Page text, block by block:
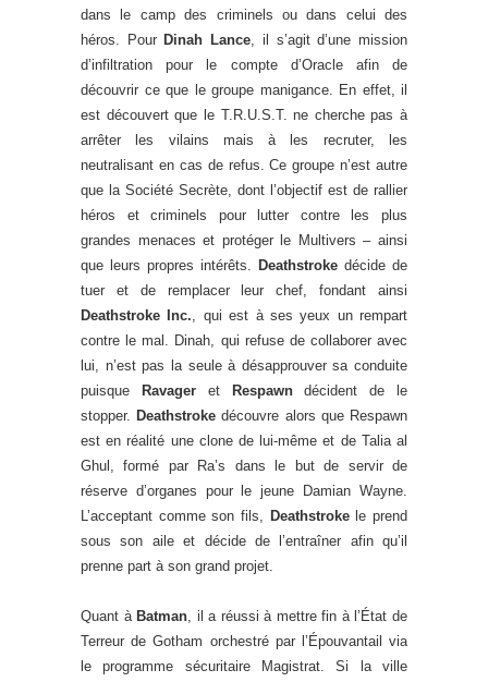
dans le camp des criminels ou dans celui des
héros. Pour Dinah Lance, il s’agit d’une mission
d’infiltration pour le compte d’Oracle afin de
découvrir ce que le groupe manigance. En effet, il
est découvert que le T.R.U.S.T. ne cherche pas à
arrêter les vilains mais à les recruter, les
neutralisant en cas de refus. Ce groupe n’est autre
que la Société Secrète, dont l’objectif est de rallier
héros et criminels pour lutter contre les plus
grandes menaces et protéger le Multivers – ainsi
que leurs propres intérêts. Deathstroke décide de
tuer et de remplacer leur chef, fondant ainsi
Deathstroke Inc., qui est à ses yeux un rempart
contre le mal. Dinah, qui refuse de collaborer avec
lui, n’est pas la seule à désapprouver sa conduite
puisque
Ravageret Respawndécident de le
stopper. Deathstroke découvre alors que Respawn
est en réalité une clone de lui-même et de Talia al
Ghul, formé par Ra’s dans le but de servir de
réserve d’organes pour le jeune Damian Wayne.
L’acceptant comme son fils, Deathstrokele prend
sous son aile et décide de l’entraîner afin qu’il
prenne part à son grand projet.
Quant à Batman, il a réussi à mettre fin à l’État de
Terreur de Gotham orchestré par l’Épouvantail via
le programme sécuritaire Magistrat. Si la ville